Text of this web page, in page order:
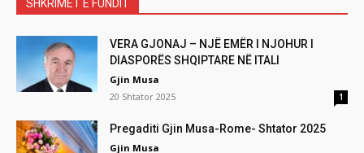
SHKRIMET E FUNDIT
VERA GJONAJ – NJË EMËR I NJOHUR I
DIASPORËS SHQIPTARE NË ITALI
Gjin Musa
20 Shtator 2025
1
Pregaditi Gjin Musa-Rome- Shtator 2025
Gjin Musa